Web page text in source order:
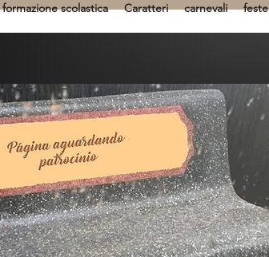
formazione scolastica Caratteri carnevali feste